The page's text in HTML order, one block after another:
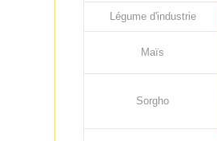
Légume d'industrie
Maïs
Sorgho